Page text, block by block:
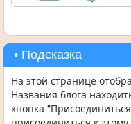
• Подсказка
На этой странице
Названия блога
кнопка